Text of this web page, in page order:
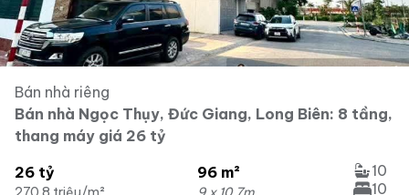
Bán nhà riêng
Bán nhà Ngọc Thụy, Đức Giang, Long Biên: 8 tầng,
thang máy giá 26 tỷ
26 tỷ
96 m²
10
10